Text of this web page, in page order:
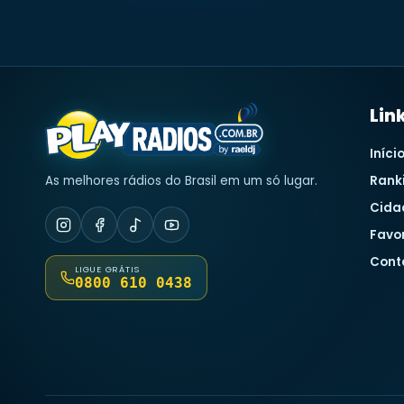
As melhores rádios do Brasil em um só lugar.
LIGUE GRÁTIS
0800 610 0438
Início